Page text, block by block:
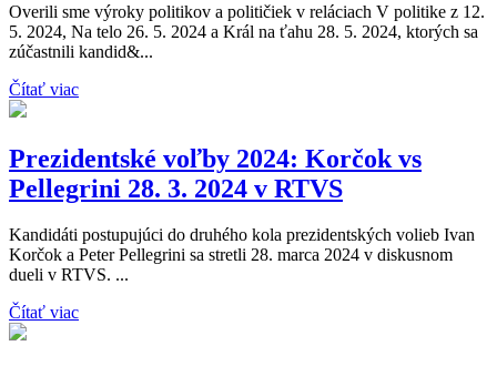
Overili sme výroky politikov a političiek v reláciach V politike z 12.
5. 2024, Na telo 26. 5. 2024 a Král na ťahu 28. 5. 2024, ktorých sa
zúčastnili kandid&...
Čítať viac
Prezidentské voľby 2024: Korčok vs
Pellegrini 28. 3. 2024 v RTVS
Kandidáti postupujúci do druhého kola prezidentských volieb Ivan
Korčok a Peter Pellegrini sa stretli 28. marca 2024 v diskusnom
dueli v RTVS. ...
Čítať viac